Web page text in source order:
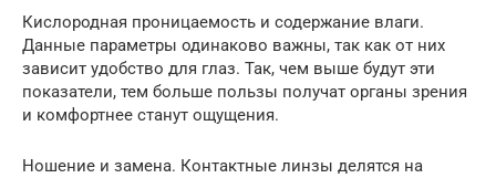
Кислородная проницаемость и содержание влаги.
Данные параметры одинаково важны, так как от них
зависит удобство для глаз. Так, чем выше будут эти
показатели, тем больше пользы получат органы зрения
и комфортнее станут ощущения.
Ношение и замена. Контактные линзы делятся на